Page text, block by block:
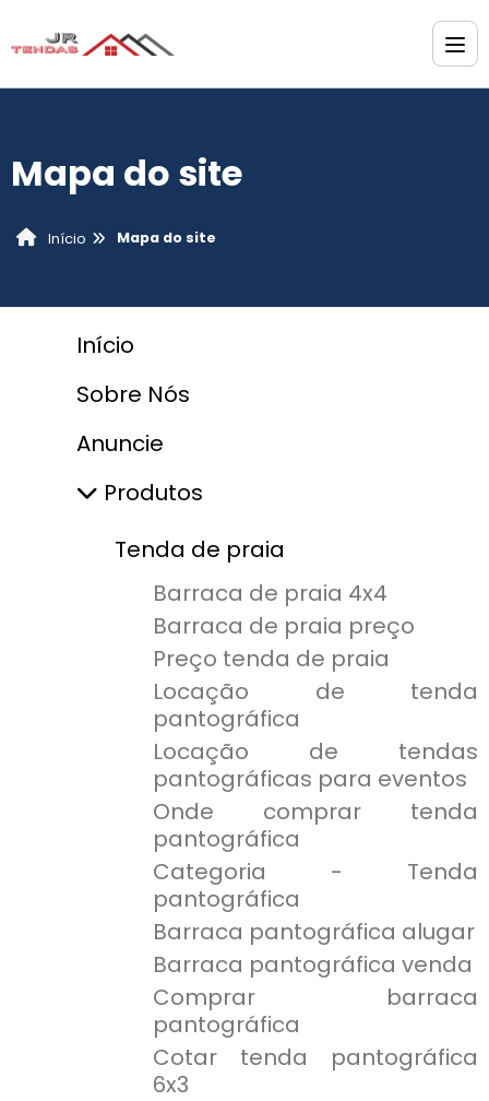
Mapa do site
Início Mapa do site
Início
Sobre Nós
Anuncie
Produtos
Tenda de praia
Barraca de praia 4x4
Barraca de praia preço
Preço tenda de praia
Locação de tenda
pantográfica
Locação de tendas
pantográficas para eventos
Onde comprar tenda
pantográfica
Categoria - Tenda
pantográfica
Barraca pantográfica alugar
Barraca pantográfica venda
Comprar barraca
pantográfica
Cotar tenda pantográfica
6x3